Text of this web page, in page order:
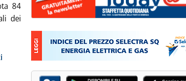
84
dei
le quotazioni, salgono i prezzi'